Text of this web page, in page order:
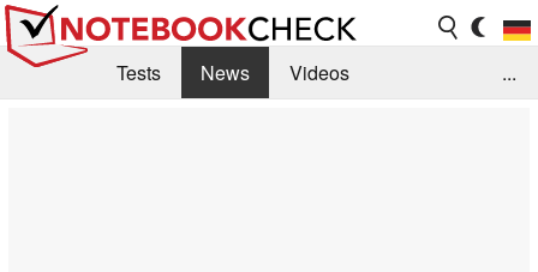
Tests News
Videos
...